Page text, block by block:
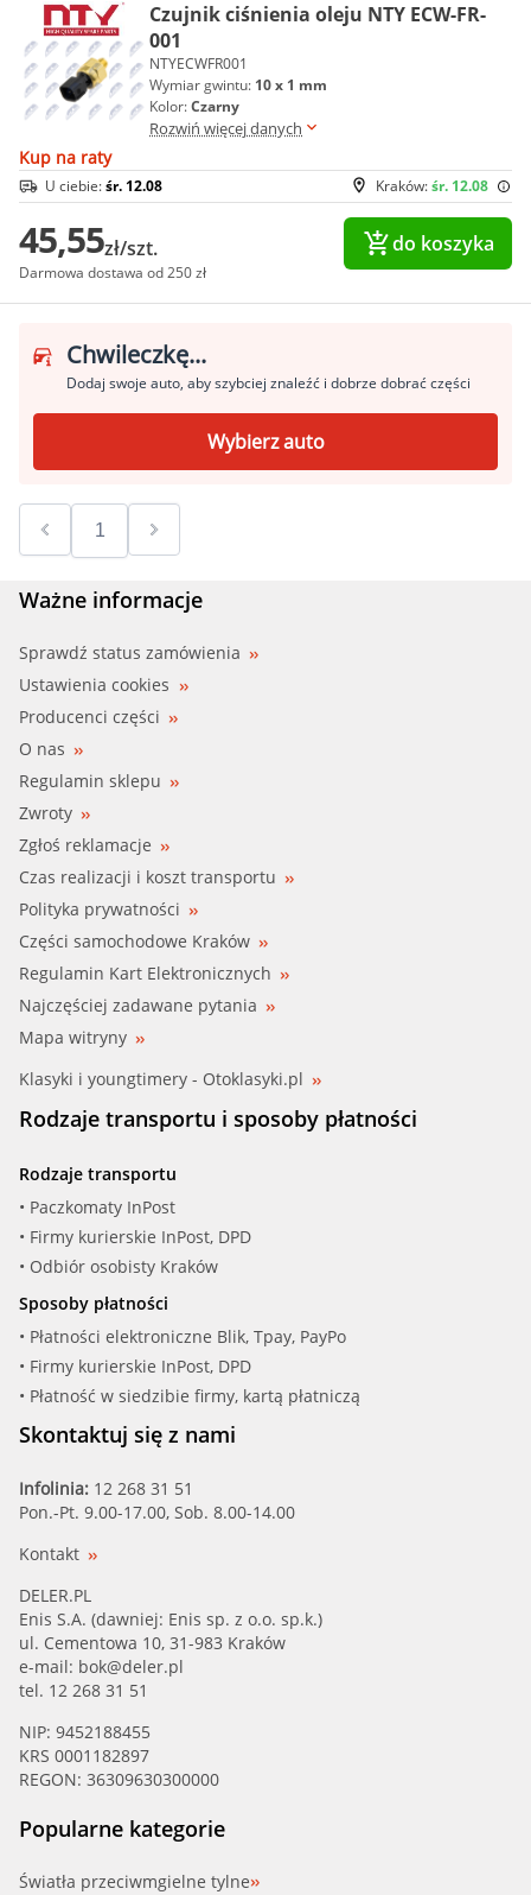
Czujnik ciśnienia oleju NTY ECW-FR-
001
NTYECWFR001
Wymiar gwintu: 10 x 1 mm
Kolor:Czarny
Rozwiń więcej danych
Kup na raty
Kraków:śr. 12.08
U ciebie:śr. 12.08
45,55zł/szt.
Darmowa dostawa od 250 zł
do koszyka
Chwileczkę...
Dodaj swoje auto, aby szybciej znaleźć i dobrze dobrać części
Wybierz auto
Ważne informacje
Sprawdź status zamówienia
Ustawienia cookies
Producenci części
O nas
Regulamin sklepu
Zwroty
Zgłoś reklamacje
Czas realizacji i koszt transportu
Polityka prywatności
Części samochodowe Kraków
Regulamin Kart Elektronicznych
Najczęściej zadawane pytania
Mapa witryny
Klasyki i youngtimery - Otoklasyki.pl
Rodzaje transportu i sposoby płatności
Rodzaje transportu
• Paczkomaty InPost
• Firmy kurierskie InPost, DPD
• Odbiór osobisty Kraków
Sposoby płatności
• Płatności elektroniczne Blik, Tpay, PayPo
• Firmy kurierskie InPost, DPD
• Płatność w siedzibie firmy, kartą płatniczą
Skontaktuj się z nami
Infolinia: 12 268 31 51
Pon.-Pt. 9.00-17.00, Sob. 8.00-14.00
Kontakt
DELER.PL
Enis S.A. (dawniej: Enis sp. z o.o. sp.k.)
ul. Cementowa 10, 31-983 Kraków
e-mail: bok@deler.pl
tel. 12 268 31 51
NIP: 9452188455
KRS 0001182897
REGON: 36309630300000
Popularne kategorie
Światła przeciwmgielne tylne